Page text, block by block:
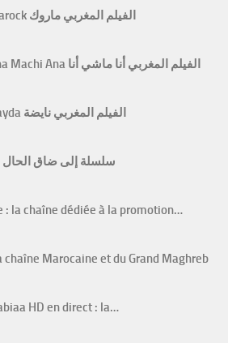
Film Marocain Marock الفيلم المغربي ماروك
Film marocain Ana Machi Ana الفيلم المغربي أنا ماشي أنا
Film marocain Nayda الفيلم المغربي نايضة
Série Ila Da9 Lhal سلسلة إلى ضاق الحال
: la chaîne dédiée à la promotion…
chaîne Marocaine et du Grand Maghreb
HD en direct : la…